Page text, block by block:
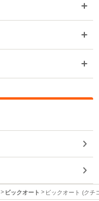
ビックオート ビックオート (クチ